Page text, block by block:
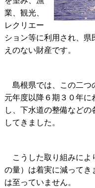
業、観光、
レクリエー
ション等に利用され、
えのない財産です。
島根県では、この二つ
元年度以降６期３０年
し、下水道の整備など
してきました。
こうした取り組みによ
の量）は着実に減って
は至っていません。